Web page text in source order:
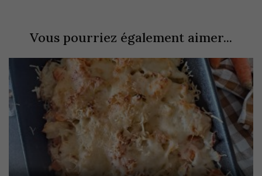
Vous pourriez également aimer...